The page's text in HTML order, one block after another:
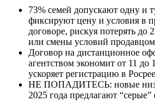
73% семей допускают одну и
фиксируют цену и условия в
договоре, рискуя потерять до
или смены условий
Договор на дистанционное
агентством экономит от 11 до
ускоряет регистрацию в
НЕ ПОПАДИТЕСЬ: новые
2025 года предлагают